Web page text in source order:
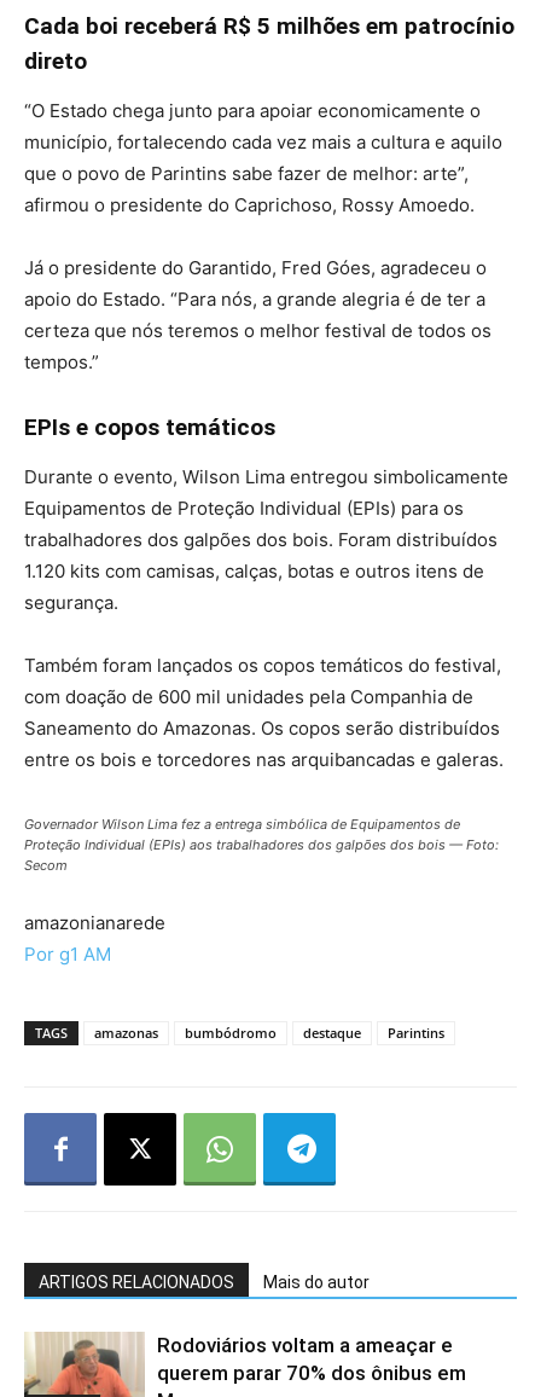
Cada boi receberá R$ 5 milhões em patrocínio
direto
“O Estado chega junto para apoiar economicamente o
município, fortalecendo cada vez mais a cultura e aquilo
que o povo de Parintins sabe fazer de melhor: arte”,
afirmou o presidente do Caprichoso, Rossy Amoedo.
Já o presidente do Garantido, Fred Góes, agradeceu o
apoio do Estado. “Para nós, a grande alegria é de ter a
certeza que nós teremos o melhor festival de todos os
tempos.”
EPIs e copos temáticos
Durante o evento, Wilson Lima entregou simbolicamente
Equipamentos de Proteção Individual (EPIs) para os
trabalhadores dos galpões dos bois. Foram distribuídos
1.120 kits com camisas, calças, botas e outros itens de
segurança.
Também foram lançados os copos temáticos do festival,
com doação de 600 mil unidades pela Companhia de
Saneamento do Amazonas. Os copos serão distribuídos
entre os bois e torcedores nas arquibancadas e galeras.
Governador Wilson Lima fez a entrega simbólica de Equipamentos de
Proteção Individual (EPIs) aos trabalhadores dos galpões dos bois — Foto:
Secom
amazonianarede
Por g1 AM
TAGS amazonas bumbódromo destaque Parintins
ARTIGOS RELACIONADOS Mais do autor
Rodoviários voltam a ameaçar e
querem parar 70% dos ônibus em